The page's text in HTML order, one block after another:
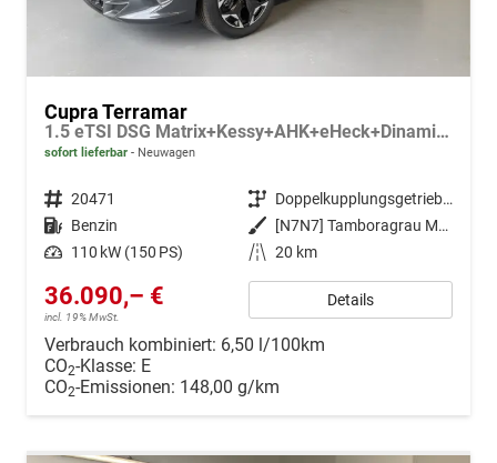
Cupra Terramar
1.5 eTSI DSG Matrix+Kessy+AHK+eHeck+Dinamica+CarPlay+eHeck+GV5
sofort lieferbar Neuwagen
Fahrzeugnr. 20471 Getriebe
Doppelkupplungsgetriebe (DSG)
Kraftstoff Benzin Außenfarbe
[N7N7] Tamboragrau Metallic
Leistung 110 kW (150 PS) Kilometerstand 20 km
36.090,– €
incl. 19% MwSt.
Details
Verbrauch kombiniert: 6,50 l/100km
CO2-Klasse: E
CO2-Emissionen: 148,00 g/km